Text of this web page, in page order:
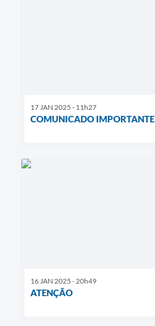
17 JAN 2025 - 11h27
COMUNICADO IMPORTANTE
16 JAN 2025 - 20h49
ATENÇÃO